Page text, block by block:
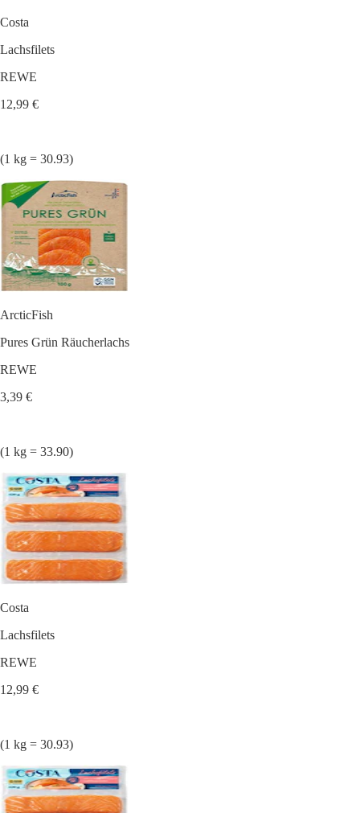
Costa
Lachsfilets
REWE
12,99 €
(1 kg = 30.93)
ArcticFish
Pures Grün Räucherlachs
REWE
3,39 €
(1 kg = 33.90)
Costa
Lachsfilets
REWE
12,99 €
(1 kg = 30.93)